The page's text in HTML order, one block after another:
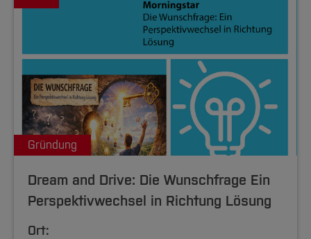
Gründung
Dream and Drive: Die Wunschfrage Ein
Perspektivwechsel in Richtung Lösung
Ort: